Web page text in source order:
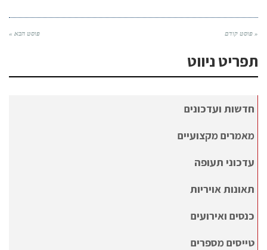
« פוסט קודם פוסט הבא »
תפריט ניווט
חדשות ועדכונים
מאמרים מקצועיים
עדכוני תעופה
תאונות אויריות
כנסים ואירועים
טייסים מספרים